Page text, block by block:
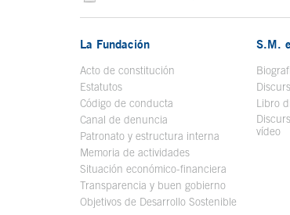
La Fundación
Acto de constitución
Estatutos
Código de conducta
Canal de denuncia
Patronato y estructura interna
Memoria de actividades
Situación económico-financiera
Transparencia y buen gobierno
Objetivos de Desarrollo Sostenible
S.M.
Libro
vídeo